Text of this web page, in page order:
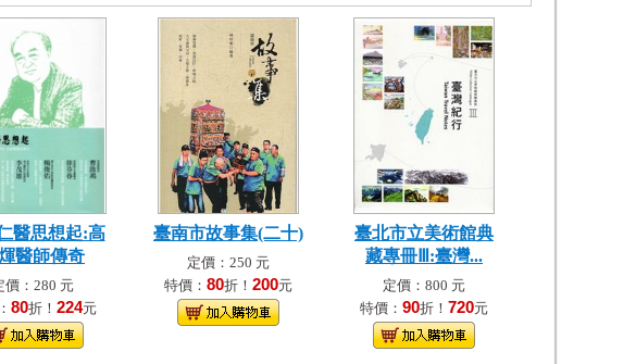
醫思想起:高
醫師傳奇
價：280 元
80折！ 224元
臺南市故事集(二十)
定價：250 元
特價： 80折！ 200元
臺北市立美術館典
藏專冊Ⅲ:臺灣...
定價：800 元
特價： 90折！ 720元